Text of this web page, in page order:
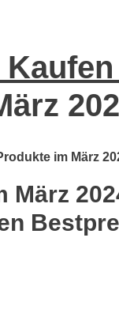
im März
März